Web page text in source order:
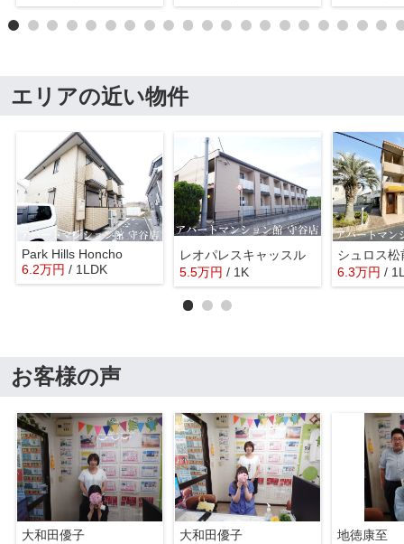
エリアの近い物件
Park Hills Honcho
6.2万円 / 1LDK
レオパレスキャッスル
5.5万円 / 1K
シュロス松
6.3万円 /
お客様の声
大和田優子 大和田優子 地徳康至